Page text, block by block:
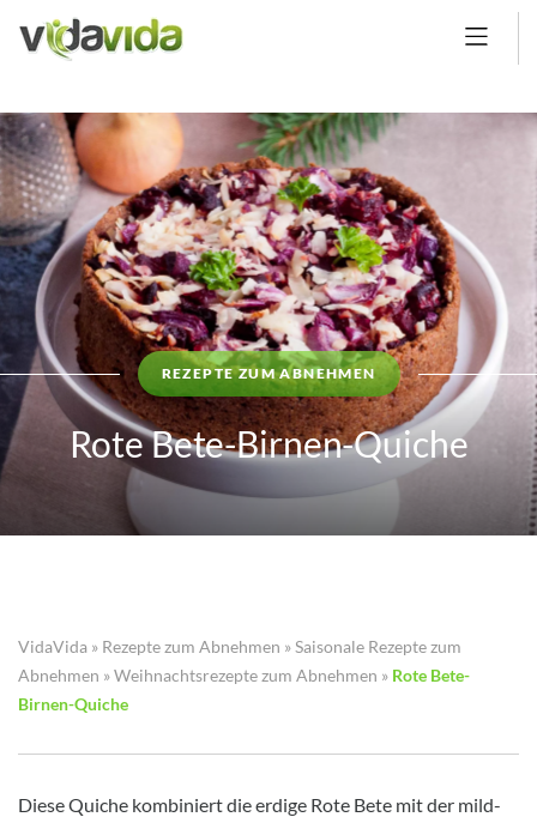
REZEPTE ZUM ABNEHMEN
Rote Bete-Birnen-Quiche
VidaVida » Rezepte zum Abnehmen »Saisonale Rezepte zum
Abnehmen »Weihnachtsrezepte zum Abnehmen » Rote Bete-
Birnen-Quiche
Diese Quiche kombiniert die erdige Rote Bete mit der mild-